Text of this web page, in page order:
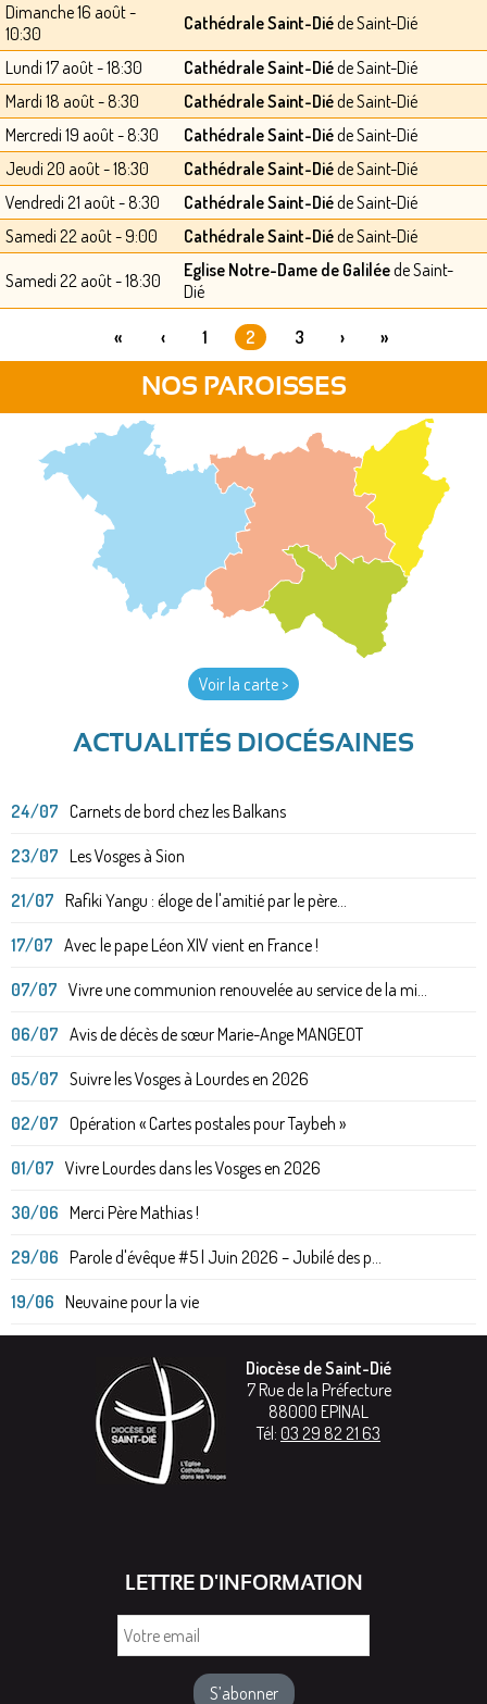
Dimanche 16 août -
10:30
Cathédrale Saint-Diéde Saint-Dié
Lundi 17 août - 18:30 Cathédrale Saint-Diéde Saint-Dié
Mardi 18 août - 8:30
Cathédrale Saint-Diéde Saint-Dié
Mercredi 19 août - 8:30
Cathédrale Saint-Diéde Saint-Dié
Jeudi 20 août - 18:30
Cathédrale Saint-Diéde Saint-Dié
Vendredi 21 août - 8:30
Cathédrale Saint-Diéde Saint-Dié
Samedi 22 août - 9:00
Cathédrale Saint-Diéde Saint-Dié
Samedi 22 août - 18:30 Eglise Notre-Dame de Galiléede Saint-
Dié
« ‹ 1 2 3 › »
NOS PAROISSES
Voir la carte >
ACTUALITÉS DIOCÉSAINES
24/07 Carnets de bord chez les Balkans
23/07 Les Vosges à Sion
21/07 Rafiki Yangu : éloge de l'amitié par le père...
17/07 Avec le pape Léon XIV vient en France !
07/07 Vivre une communion renouvelée au service de la mi...
06/07 Avis de décès de sœur Marie-Ange MANGEOT
05/07 Suivre les Vosges à Lourdes en 2026
02/07 Opération « Cartes postales pour Taybeh »
01/07 Vivre Lourdes dans les Vosges en 2026
30/06 Merci Père Mathias !
29/06 Parole d'évêque #5 | Juin 2026 – Jubilé des p...
19/06 Neuvaine pour la vie
Diocèse de Saint-Dié
7 Rue de la Préfecture
88000 EPINAL
Tél: 03 29 82 21 63
LETTRE D'INFORMATION